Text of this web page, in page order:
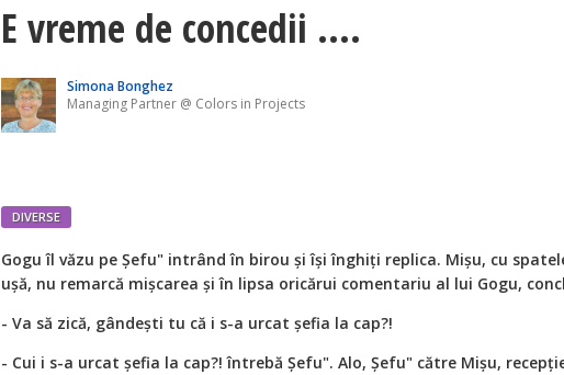
E vreme de concedii ....
Simona Bonghez
Managing Partner @ Colors in Projects
DIVERSE
Gogu îl văzu pe Șefu" intrând în birou și își înghiți replica. Mișu, cu
ușă, nu remarcă mișcarea și în lipsa oricărui comentariu al lui Gogu,
- Va să zică, gândești tu că i s-a urcat șefia la cap?!
- Cui i s-a urcat șefia la cap?! întrebă Șefu". Alo, Șefu" către Mișu,